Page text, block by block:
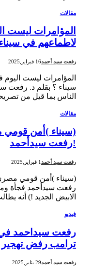
مقالات
المؤامرات ليست
لاطماعهم في
رفعت سيد أحمد16 فبراير,2025
المؤامرات ليست اليوم
سيناء ؟ بقلم د. رفعت
الناس بما قيل من
مقالات
(سيناء )أمن قومي
!رفعت سيدأحمد
رفعت سيد أحمد1 فبراير,2025
(سيناء )أمن قومي مصري
رفعت سيدأحمد فجأة
الابيض الجديد !) أنه
فيديو
رفعت سيداحمد في
ترامب رفض تهجير
رفعت سيد أحمد29 يناير,2025